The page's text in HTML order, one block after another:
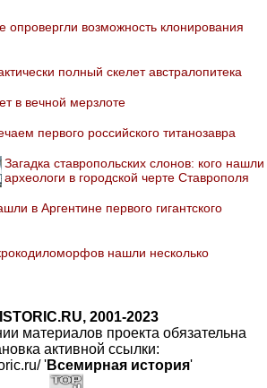
опровергли возможность клонирования
полный скелет австралопитека
в вечной мерзлоте
первого российского титанозавра
Загадка ставропольских слонов: кого нашли
археологи в городской черте Ставрополя
в Аргентине первого гигантского
нашли несколько
2001-2023
материалов проекта обязательна
активной ссылки:
'Всемирная история'